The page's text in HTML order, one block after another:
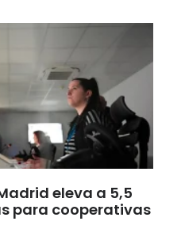
eleva a 5,5
para cooperativas